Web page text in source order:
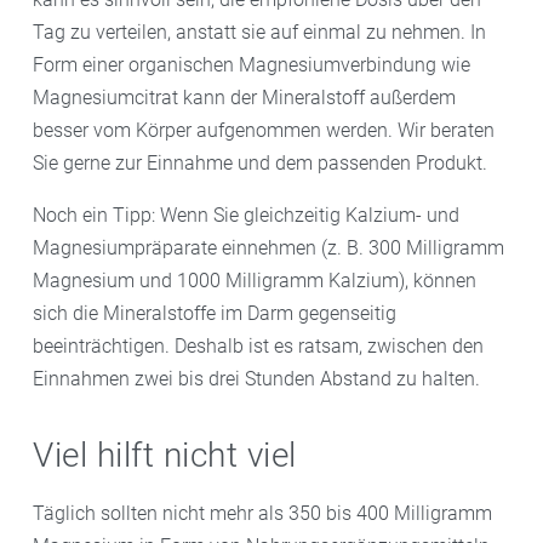
ab und haben deshalb einen höheren Bedarf von 390
Milligramm pro Tag.
Tag zu verteilen, anstatt sie auf einmal zu nehmen. In
Form einer organischen Magnesiumverbindung wie
Magnesiumcitrat kann der Mineralstoff außerdem
besser vom Körper aufgenommen werden. Wir beraten
Sie gerne zur Einnahme und dem passenden Produkt.
Noch ein Tipp: Wenn Sie gleichzeitig Kalzium- und
Magnesiumpräparate einnehmen (z. B. 300 Milligramm
Magnesium und 1000 Milligramm Kalzium), können
sich die Mineralstoffe im Darm gegenseitig
beeinträchtigen. Deshalb ist es ratsam, zwischen den
Einnahmen zwei bis drei Stunden Abstand zu halten.
Viel hilft nicht viel
Täglich sollten nicht mehr als 350 bis 400 Milligramm